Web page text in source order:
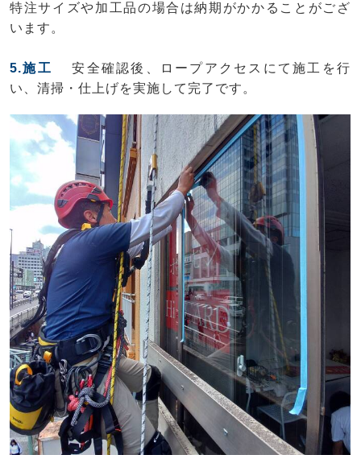
特注サイズや加工品の場合は納期がかかることがござ
います。
5.施工
安全確認後、ロープアクセスにて施工を行
い、清掃・仕上げを実施して完了です。